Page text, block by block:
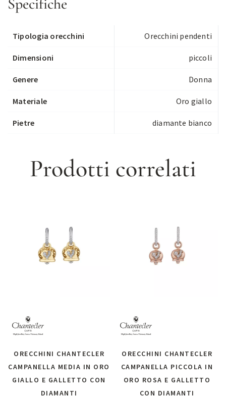
Specifiche
Tipologia orecchini Orecchini pendenti
Dimensioni piccoli
Genere Donna
Materiale Oro giallo
Pietre diamante bianco
Prodotti correlati
ORECCHINI CHANTECLER
CAMPANELLA MEDIA IN ORO
GIALLO E GALLETTO CON
DIAMANTI
ORECCHINI CHANTECLER
CAMPANELLA PICCOLA IN
ORO ROSA E GALLETTO
CON DIAMANTI